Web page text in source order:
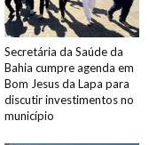
Secretária da Saúde da
Bahia cumpre agenda em
Bom Jesus da Lapa para
discutir investimentos no
município